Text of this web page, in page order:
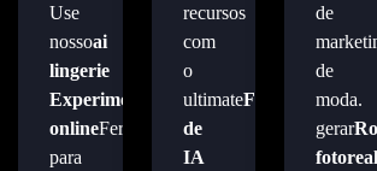
Use
nossoai
lingerie
Experimente
onlineFerramenta
para
recursos
com
o
ultimateFerramenta
de
IA
de
de
moda.
gerar